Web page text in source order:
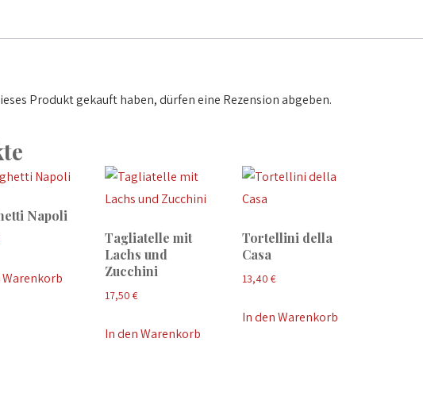
Produkt gekauft haben, dürfen eine Rezension abgeben.
Napoli
Warenkorb
Tagliatelle mit
Lachs und
Zucchini
17,50 €
In den Warenkorb
Tortellini della
Casa
13,40€
In den Warenkorb